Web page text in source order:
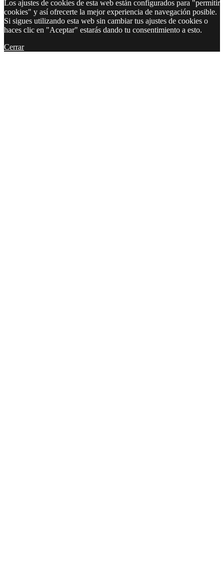
Los ajustes de cookies de esta web están configurados para "permitir
cookies" y así ofrecerte la mejor experiencia de navegación posible.
Si sigues utilizando esta web sin cambiar tus ajustes de cookies o
haces clic en "Aceptar" estarás dando tu consentimiento a esto.
Cerrar